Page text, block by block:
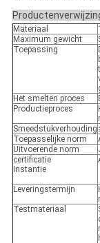
Materiaal
Maximum gewicht
Toepassing
Het smelten proces
Productieproces
Smeedstukverhouding
Toepasselijke norm
Uitvoerende norm
certificatie
Instantie
Leveringstermijn
Testmateriaal